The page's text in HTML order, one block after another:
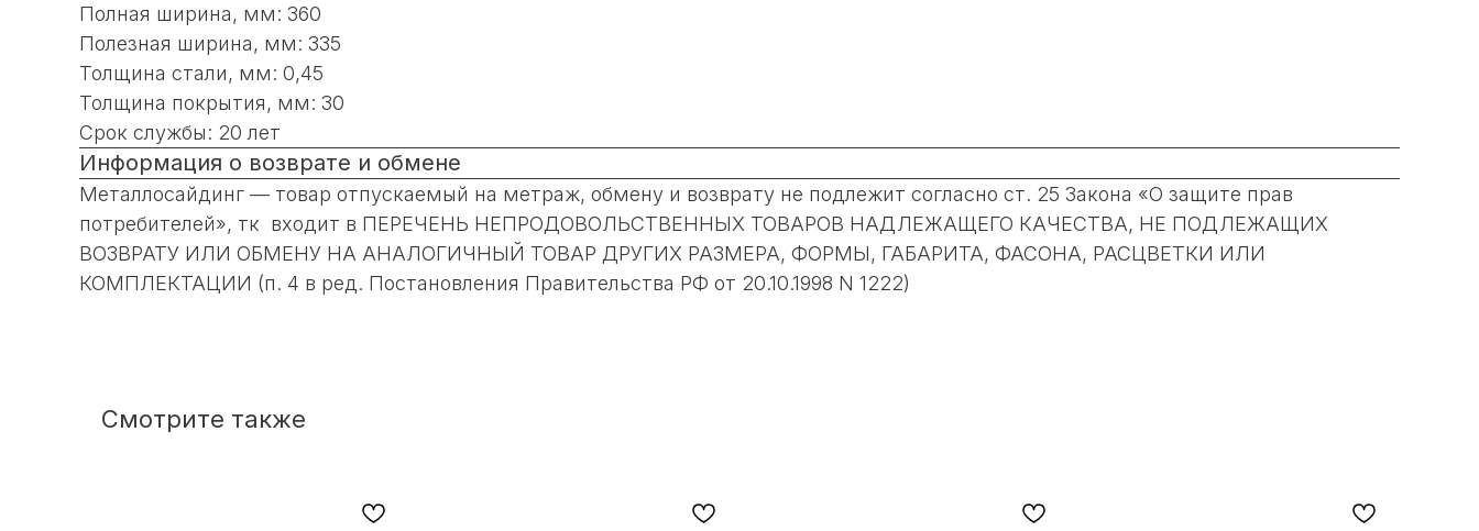
Полная ширина, мм: 360
Полезная ширина, мм: 335
Толщина стали, мм: 0,45
Толщина покрытия, мм: 30
Срок службы: 20 лет
Информация о возврате и обмене
Металлосайдинг — товар отпускаемый на метраж, обмену и возврату не подлежит согласно ст. 25 Закона «О защите прав
потребителей», тк входит в ПЕРЕЧЕНЬ НЕПРОДОВОЛЬСТВЕННЫХ ТОВАРОВ НАДЛЕЖАЩЕГО КАЧЕСТВА, НЕ ПОДЛЕЖАЩИХ
ВОЗВРАТУ ИЛИ ОБМЕНУ НА АНАЛОГИЧНЫЙ ТОВАР ДРУГИХ РАЗМЕРА, ФОРМЫ, ГАБАРИТА, ФАСОНА, РАСЦВЕТКИ ИЛИ
КОМПЛЕКТАЦИИ (п. 4 в ред. Постановления Правительства РФ от 20.10.1998 N 1222)
Смотрите также